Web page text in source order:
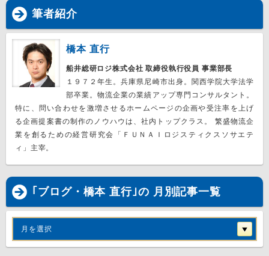
筆者紹介
橋本 直行
船井総研ロジ株式会社 取締役執行役員 事業部長
１９７２年生。兵庫県尼崎市出身。関西学院大学法学
部卒業。物流企業の業績アップ専門コンサルタント。
特に、問い合わせを激増させるホームページの企画や受注率を上げ
る企画提案書の制作のノウハウは、社内トップクラス。 繁盛物流企
業を創るための経営研究会「ＦＵＮＡＩロジスティクスソサエテ
ィ」主宰。
｢ブログ・橋本 直行｣の 月別記事一覧
月を選択